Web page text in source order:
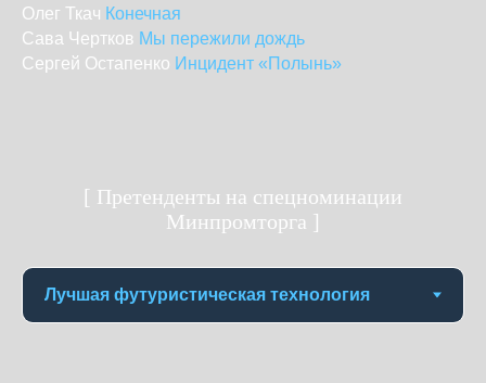
Олег Ткач Конечная
Сава Чертков Мы пережили дождь
Сергей Остапенко Инцидент «Полынь»
[ Претенденты на спецноминации
Минпромторга ]